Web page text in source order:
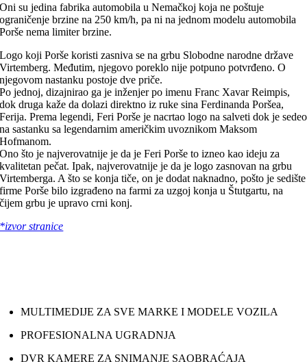
Oni su jedina fabrika automobila u Nemačkoj koja ne poštuje
ograničenje brzine na 250 km/h, pa ni na jednom modelu automobila
Porše nema limiter brzine.
Logo koji Porše koristi zasniva se na grbu Slobodne narodne države
Virtemberg. Međutim, njegovo poreklo nije potpuno potvrđeno. O
njegovom nastanku postoje dve priče.
Po jednoj, dizajnirao ga je inženjer po imenu Franc Xavar Reimpis,
dok druga kaže da dolazi direktno iz ruke sina Ferdinanda Poršea,
Ferija. Prema legendi, Feri Porše je nacrtao logo na salveti dok je sedeo
na sastanku sa legendarnim američkim uvoznikom Maksom
Hofmanom.
Ono što je najverovatnije je da je Feri Porše to izneo kao ideju za
kvalitetan pečat. Ipak, najverovatnije je da je logo zasnovan na grbu
Virtemberga. A što se konja tiče, on je dodat naknadno, pošto je sedište
firme Porše bilo izgrađeno na farmi za uzgoj konja u Štutgartu, na
čijem grbu je upravo crni konj.
*izvor stranice
MULTIMEDIJE ZA SVE MARKE I MODELE VOZILA
PROFESIONALNA UGRADNJA
DVR KAMERE ZA SNIMANJE SAOBRAĆAJA